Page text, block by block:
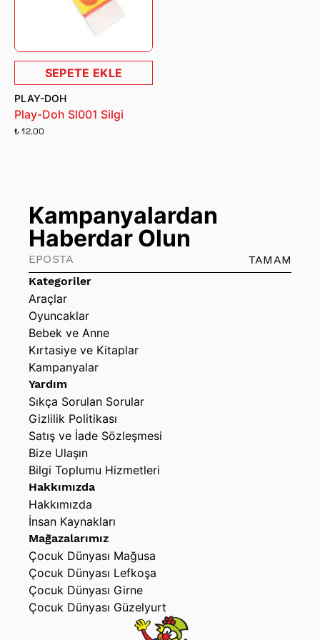
SEPETE EKLE
PLAY-DOH
Play-Doh Sl001 Silgi
₺ 12.00
Kategoriler
Araçlar
Oyuncaklar
Bebek ve Anne
Kırtasiye ve Kitaplar
Kampanyalar
Yardım
Sıkça Sorulan Sorular
Gizlilik Politikası
Satış ve İade Sözleşmesi
Bize Ulaşın
Bilgi Toplumu Hizmetleri
Hakkımızda
Hakkımızda
İnsan Kaynakları
Mağazalarımız
Çocuk Dünyası Mağusa
Çocuk Dünyası Lefkoşa
Çocuk Dünyası Girne
Çocuk Dünyası Güzelyurt
Kampanyalardan
Haberdar Olun
TAMAM